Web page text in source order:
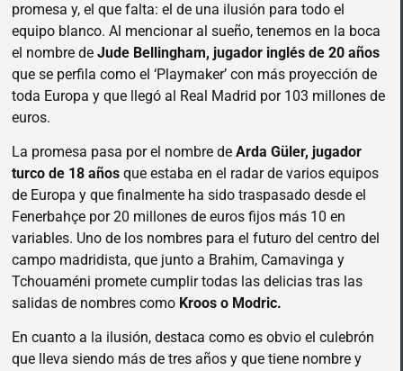
promesa y, el que falta: el de una ilusión para todo el
equipo blanco. Al mencionar al sueño, tenemos en la boca
el nombre de Jude Bellingham, jugador inglés de 20 años
que se perfila como el ‘Playmaker’ con más proyección de
toda Europa y que llegó al Real Madrid por 103 millones de
euros.
La promesa pasa por el nombre de Arda Güler, jugador
turco de 18 años que estaba en el radar de varios equipos
de Europa y que finalmente ha sido traspasado desde el
Fenerbahçe por 20 millones de euros fijos más 10 en
variables. Uno de los nombres para el futuro del centro del
campo madridista, que junto a Brahim, Camavinga y
Tchouaméni promete cumplir todas las delicias tras las
salidas de nombres como Kroos o Modric.
En cuanto a la ilusión, destaca como es obvio el culebrón
que lleva siendo más de tres años y que tiene nombre y